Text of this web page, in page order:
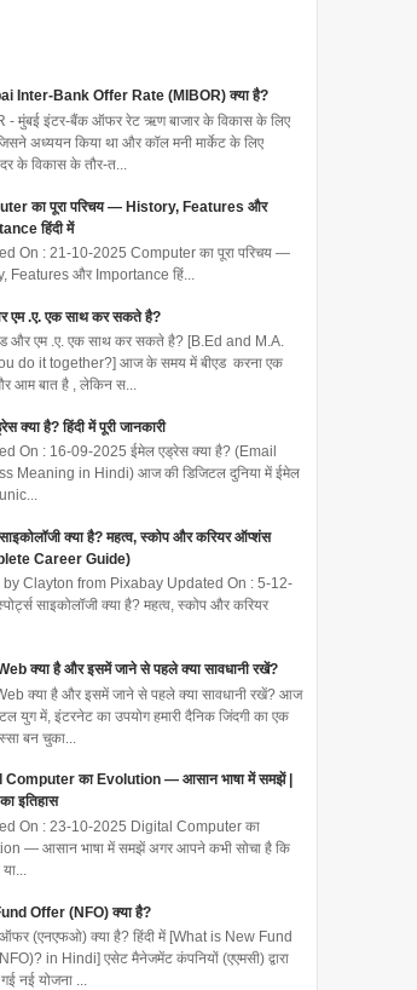
Inter-Bank Offer Rate (MIBOR) क्या है?
- मुंबई इंटर-बैंक ऑफर रेट ऋण बाजार के विकास के लिए
अध्ययन किया था और कॉल मनी मार्केट के लिए
दर के विकास के तौर-त...
का पूरा परिचय — History, Features और
हिंदी में
On : 21-10-2025 Computer का पूरा परिचय —
Features और Importance हिं...
एम .ए. एक साथ कर सकते है?
और एम .ए. एक साथ कर सकते है? [B.Ed and M.A.
do it together?] आज के समय में बीएड करना एक
आम बात है , लेकिन स...
क्या है? हिंदी में पूरी जानकारी
On : 16-09-2025 ईमेल एड्रेस क्या है? (Email
Meaning in Hindi) आज की डिजिटल दुनिया में ईमेल
साइकोलॉजी क्या है? महत्व, स्कोप और करियर ऑप्शंस
Career Guide)
by Clayton from Pixabay Updated On : 5-12-
साइकोलॉजी क्या है? महत्व, स्कोप और करियर
क्या है और इसमें जाने से पहले क्या सावधानी रखें?
क्या है और इसमें जाने से पहले क्या सावधानी रखें? आज
युग में, इंटरनेट का उपयोग हमारी दैनिक जिंदगी का एक
बन चुका...
Computer का Evolution — आसान भाषा में समझें |
इतिहास
On : 23-10-2025 Digital Computer का
— आसान भाषा में समझें अगर आपने कभी सोचा है कि
Offer (NFO) क्या है?
(एनएफओ) क्या है? हिंदी में [What is New Fund
in Hindi] एसेट मैनेजमेंट कंपनियों (एएमसी) द्वारा
नई योजना ...